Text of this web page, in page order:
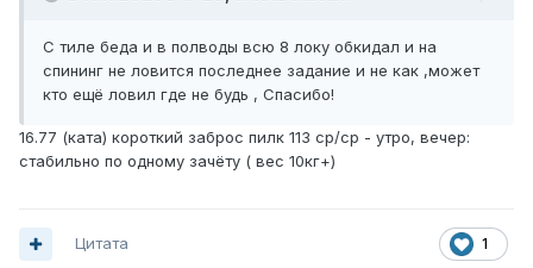
С тиле беда и в полводы всю 8 локу обкидал и на
спининг не ловится последнее задание и не как ,может
кто ещё ловил где не будь , Спасибо!
16.77 (ката) короткий заброс пилк 113 ср/ср - утро, вечер:
стабильно по одному зачёту ( вес 10кг+)
1
Цитата